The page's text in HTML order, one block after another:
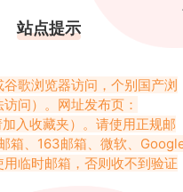
望通过这种方式，将赛琳
份静谧的美感，这些写真
。通过这种方式，我们能
的体验。
站点提示
歌浏览器访问，个别国产浏
问）。网址发布页：
加入收藏夹）。请使用正规邮
箱、163邮箱、微软、
临时邮箱，否则收不到验证